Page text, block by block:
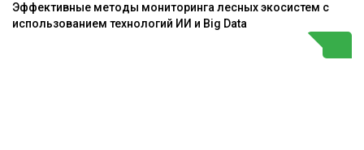
Эффективные методы мониторинга лесных экосистем с
использованием технологий ИИ и Big Data